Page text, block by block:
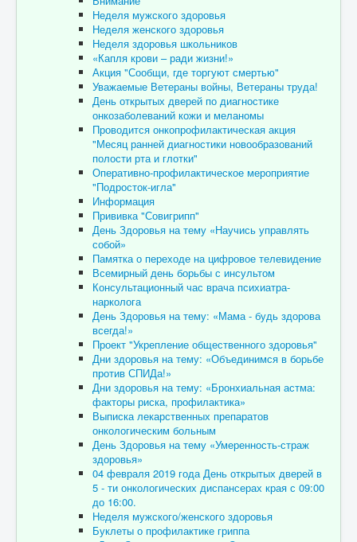
Отзывы пациентов
Женская консультация
Бессмертный полк
Неделя мужского здоровья
Неделя женского здоровья
Неделя здоровья школьников
«Капля крови – ради жизни!»
Акция "Сообщи, где торгуют смертью"
Уважаемые Ветераны войны, Ветераны труда!
День открытых дверей по диагностике
онкозаболеваний кожи и меланомы
Проводится онкопрофилактическая акция
"Месяц ранней диагностики новообразований
полости рта и глотки"
Оперативно-профилактическое мероприятие
"Подросток-игла"
Информация
Прививка "Совигрипп"
День Здоровья на тему «Научись управлять
собой»
Памятка о переходе на цифровое телевидение
Всемирный день борьбы с инсультом
Консультационный час врача психиатра-
нарколога
День Здоровья на тему: «Мама - будь здорова
всегда!»
Проект "Укрепление общественного здоровья"
Дни здоровья на тему: «Объединимся в борьбе
против СПИДа!»
Дни здоровья на тему: «Бронхиальная астма:
факторы риска, профилактика»
Выписка лекарственных препаратов
онкологическим больным
День Здоровья на тему «Умеренность-страж
здоровья»
04 февраля 2019 года День открытых дверей в
5 - ти онкологических диспансерах края с 09:00
до 16:00.
Неделя мужского/женского здоровья
Буклеты о профилактике гриппа